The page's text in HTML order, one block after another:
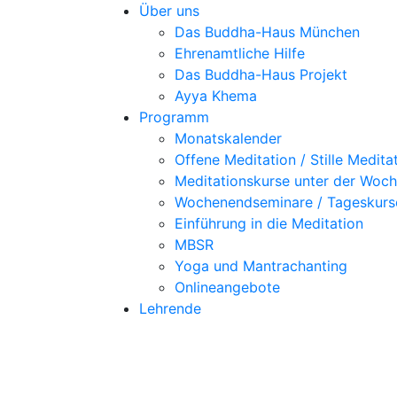
Über uns
Das Buddha-Haus München
Ehrenamtliche Hilfe
Das Buddha-Haus Projekt
Ayya Khema
Programm
Monatskalender
Offene Meditation / Stille
Meditationskurse unter der
Wochenendseminare /
Einführung in die Meditation
MBSR
Yoga und Mantrachanting
Onlineangebote
Lehrende